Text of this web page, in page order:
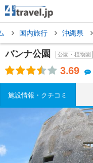
国内旅行 沖縄県
バンナ公園 公園・植物園
3.69
施設情報・クチコミ